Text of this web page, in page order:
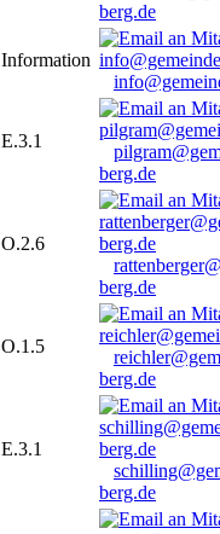
berg.de
Information
E.3.1
berg.de
O.2.6
berg.de
O.1.5
berg.de
E.3.1
berg.de